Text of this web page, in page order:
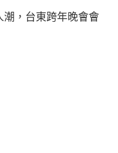
，台東跨年晚會會